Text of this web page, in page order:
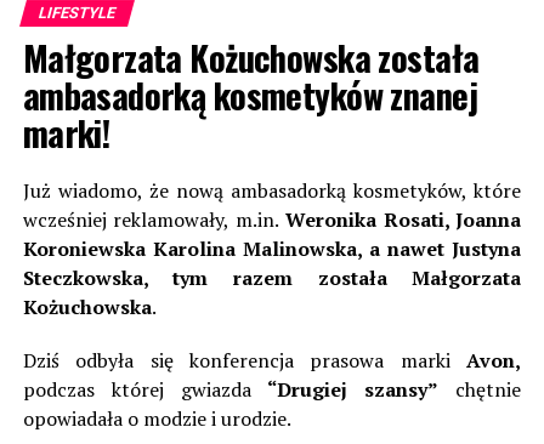
LIFESTYLE
Małgorzata Kożuchowska została
ambasadorką kosmetyków znanej
marki!
Już wiadomo, że nową ambasadorką kosmetyków, które
wcześniej reklamowały, m.in. Weronika Rosati, Joanna
Koroniewska Karolina Malinowska, a nawet Justyna
Steczkowska, tym razem została Małgorzata
Kożuchowska.
Dziś odbyła się konferencja prasowa markiAvon,
podczas której gwiazda “Drugiej szansy” chętnie
opowiadała o modzie i urodzie.